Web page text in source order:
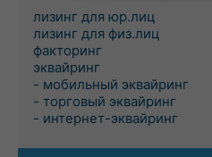
лизинг для юр.лиц
лизинг для физ.лиц
факторинг
эквайринг
- мобильный эквайринг
- торговый эквайринг
- интернет-эквайринг